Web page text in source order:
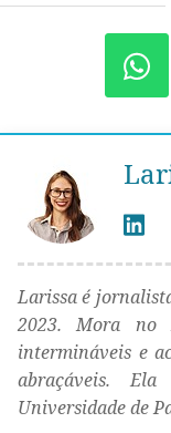
Larissa é
2023. Mora no
intermináveis e
abraçáveis.
Universidade de